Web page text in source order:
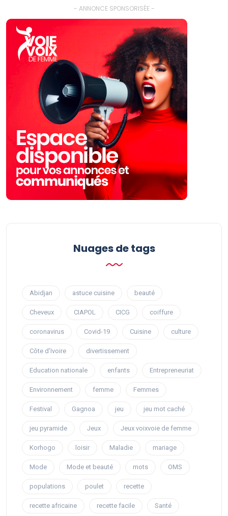
- ANNONCE SPONSORISÉE -
Nuages ​​de tags
Abidjan astuce cuisine beauté
Cheveux CIAPOL CICG coiffure
coronavirus Covid-19 Cuisine culture
Côte d’Ivoire divertissement
Education nationale enfants Entrepreneuriat
Environnement femme Femmes
Festival Gagnoa jeu jeu mot caché
jeu pyramide Jeux Jeux voixvoie de femme
Korhogo loisir Maladie mariage
Mode Mode et beauté mots OMS
populations poulet recette
recette africaine recette facile Santé